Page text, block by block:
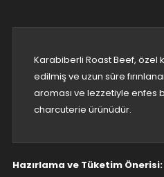
Karabiberli Roast Beef, özel
edilmiş ve uzun süre
aroması ve lezzetiyle enfes
charcuterie ürünüdür.
Hazırlama ve Tüketim Önerisi: